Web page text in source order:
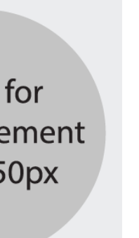
ঘোষণা কোনো একক ব্যক্তির
হক নুর
সংস্কার না হলে এই
হবে : নাহিদ
হাসিনাকে ষড়যন্ত্রের সুযোগ
প্রতি জামায়াতের